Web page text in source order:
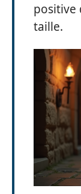
positive
taille.